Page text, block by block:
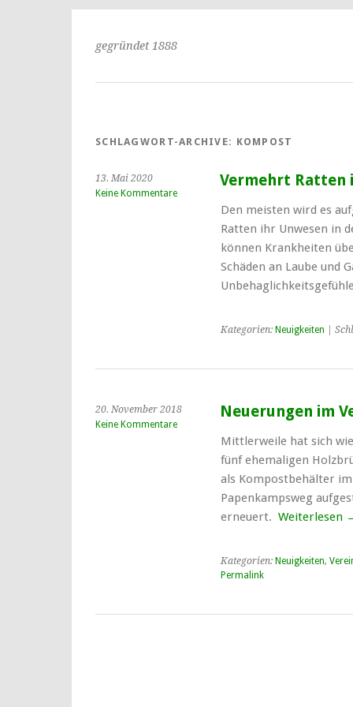
gegründet 1888
SCHLAGWORT-ARCHIVE: KOMPOST
13. Mai 2020
Keine Kommentare
Vermehrt Ratten
Den meisten wird es
Ratten ihr Unwesen in
können Krankheiten
Schäden an Laube und
Kategorien: Neuigkeiten |
20. November 2018
Keine Kommentare
Neuerungen im
Mittlerweile hat sich
fünf ehemaligen
als Kompostbehälter
Papenkampsweg
erneuert. Weiterlesen
Kategorien: Neuigkeiten,
Permalink